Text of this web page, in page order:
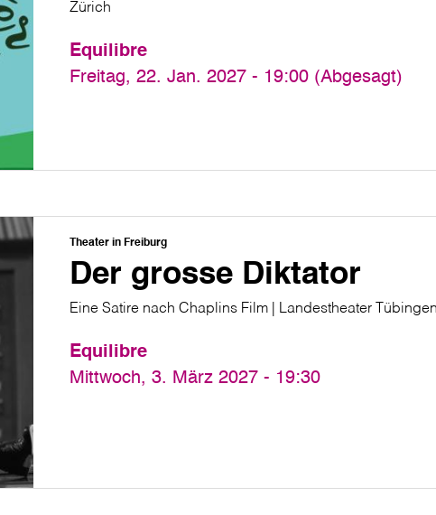
Zürich
Equilibre
Freitag, 22. Jan. 2027 - 19:00 (Abgesagt)
Theater in Freiburg
Der grosse Diktator
Eine Satire nach Chaplins Film | Landestheater Tübingen
Equilibre
Mittwoch, 3. März 2027 - 19:30